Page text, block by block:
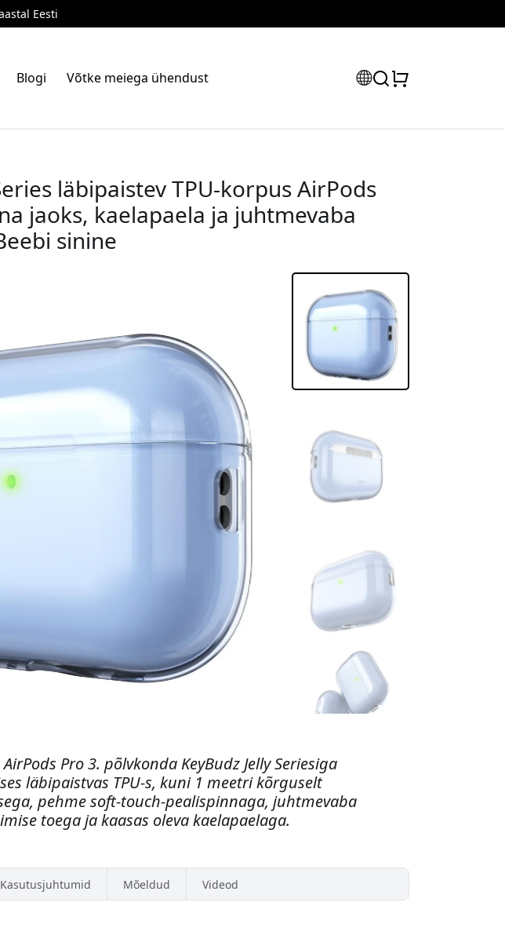
Eesti
Blogi Võtke meiega ühendust
läbipaistev TPU-korpus AirPods
jaoks, kaelapaela ja juhtmevaba
sinine
Pro 3. põlvkonda KeyBudz Jelly Seriesiga
läbipaistvas TPU-s, kuni 1 meetri kõrguselt
pehme soft-touch-pealispinnaga, juhtmevaba
toega ja kaasas oleva kaelapaelaga.
Kasutusjuhtumid Mõeldud Videod